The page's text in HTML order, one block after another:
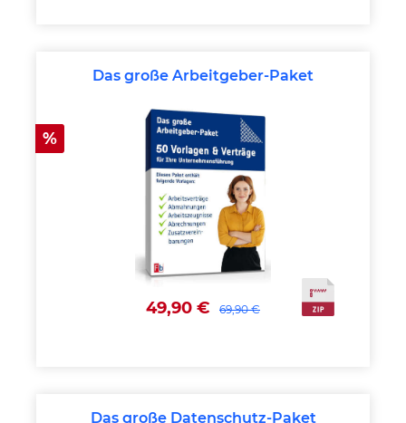
Rabatt
%
Das große Arbeitgeber-Paket
49,90 € 69,90 €
Das große Datenschutz-Paket